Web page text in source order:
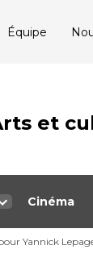
Équipe
et
Journalisme
Québec
dropdown
menu
Cinéma
Yannick